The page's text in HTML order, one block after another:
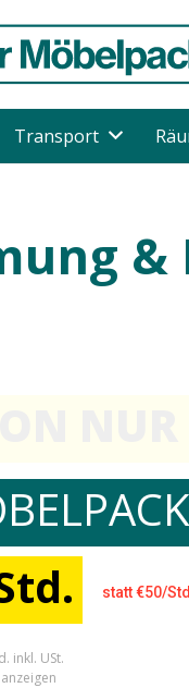
Transport
statt €50/
inkl. USt.